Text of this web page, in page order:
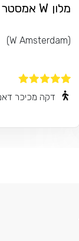
מלון W אמסטרדם
(W Amsterdam)
דקה מכיכר